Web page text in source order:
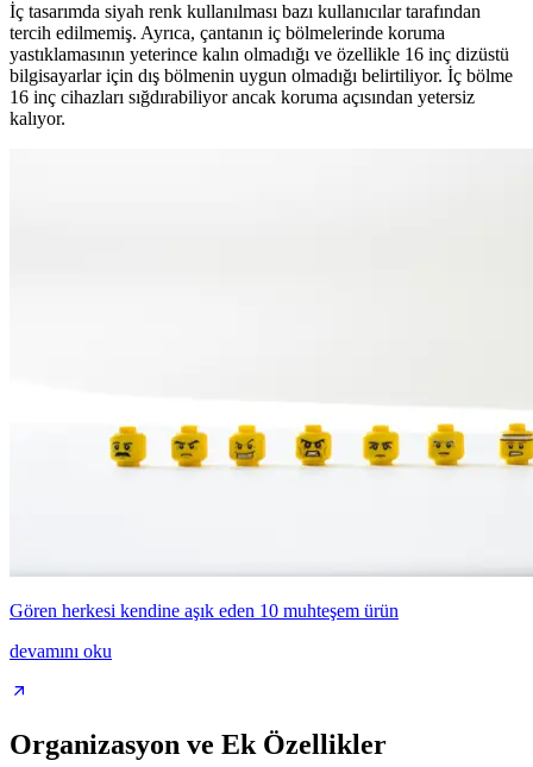
İç tasarımda siyah renk kullanılması bazı kullanıcılar tarafından
tercih edilmemiş. Ayrıca, çantanın iç bölmelerinde koruma
yastıklamasının yeterince kalın olmadığı ve özellikle 16 inç dizüstü
bilgisayarlar için dış bölmenin uygun olmadığı belirtiliyor. İç bölme
16 inç cihazları sığdırabiliyor ancak koruma açısından yetersiz
kalıyor.
Gören herkesi kendine aşık eden 10 muhteşem ürün
devamını oku
Organizasyon ve Ek Özellikler